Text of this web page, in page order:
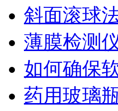
斜面滚球
薄膜检测
如何确保
药用玻璃